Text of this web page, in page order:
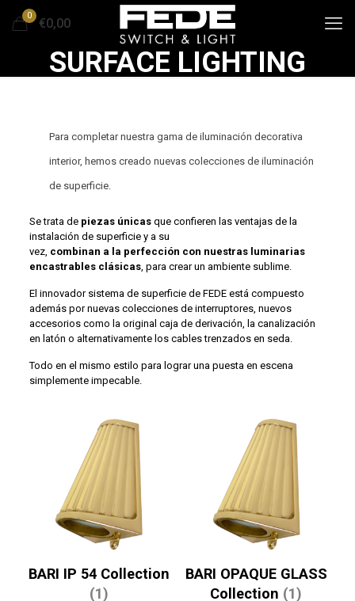
0
€0,00
SURFACE LIGHTING
Para completar nuestra gama de iluminación decorativa
interior, hemos creado nuevas colecciones de iluminación
de superficie.
Se trata de piezas únicasque confieren las ventajas de la
instalación de superficie y a su
vez, combinan a la perfección con nuestras luminarias
encastrables clásicas, para crear un ambiente sublime.
El innovador sistema de superficie de FEDE está compuesto
además por nuevas colecciones de interruptores, nuevos
accesorios como la original caja de derivación, la canalización
en latón o alternativamente los cables trenzados en seda.
Todo en el mismo estilo para lograr una puesta en escena
simplemente impecable.
BARI IP 54 Collection
(1)
BARI OPAQUE GLASS
Collection (1)